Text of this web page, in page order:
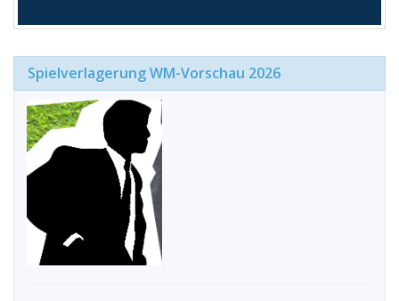
Spielverlagerung WM-Vorschau 2026